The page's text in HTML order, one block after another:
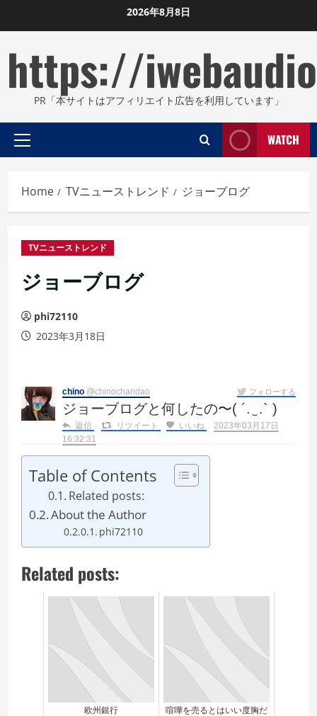
to
2026年8月8日
https://
PR「本サイトはアフィリエイト広告を利用しています」
Primary
WATCH
Home TVニューストレンド ジョーブログ
TVニューストレンド
ジョーブログ
phi72110
2023年3月18日
chino @chinochandao フォローする
ジョーブログと何したの〜( ´. ̫ .` )
返信 リツイート いいね
2023年03月17日
16:32:31
Table of Contents
Related posts:
About the Author
phi72110
Related posts:
欧州銀行 喧嘩を売るとはいい度胸だ